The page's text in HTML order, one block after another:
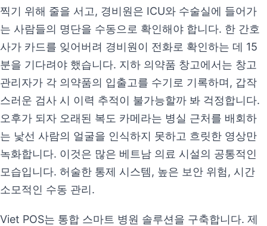
찍기 위해 줄을 서고, 경비원은 ICU와 수술실에 들어가
는 사람들의 명단을 수동으로 확인해야 합니다. 한 간호
사가 카드를 잊어버려 경비원이 전화로 확인하는 데 15
분을 기다려야 했습니다. 지하 의약품 창고에서는 창고
관리자가 각 의약품의 입출고를 수기로 기록하며, 갑작
스러운 검사 시 이력 추적이 불가능할까 봐 걱정합니다.
오후가 되자 오래된 복도 카메라는 병실 근처를 배회하
는 낯선 사람의 얼굴을 인식하지 못하고 흐릿한 영상만
녹화합니다. 이것은 많은 베트남 의료 시설의 공통적인
모습입니다. 허술한 통제 시스템, 높은 보안 위험, 시간
소모적인 수동 관리.
Viet POS는 통합 스마트 병원 솔루션을 구축합니다. 제